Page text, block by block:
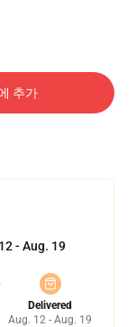
추가
- Aug. 19
Delivered
Aug. 12 - Aug. 19